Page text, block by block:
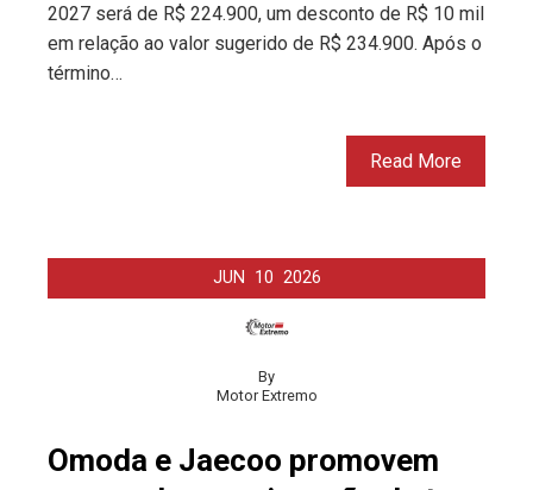
2027 será de R$ 224.900, um desconto de R$ 10 mil
em relação ao valor sugerido de R$ 234.900. Após o
término…
Read More
JUN 10 2026
By
Motor Extremo
Omoda e Jaecoo promovem